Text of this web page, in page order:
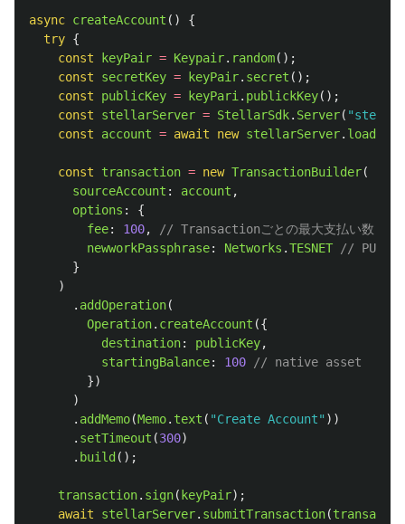
async createAccount ()
{
try {
const
keyPair = Keypair. random();
const
secretKey = keyPair. secret ();
const
publicKey = keyPari . publickKey();
const
stellarServer = StellarSdk. Server( "stellar
const
account = await new stellarServer.
const transaction = new TransactionBuilder(
sourceAccount : account ,
options :
{
fee: 100,
// Transactionごとの最大支払い数
newworkPassphrase: Networks .TESNET
//
}
)
. addOperation(
Operation. createAccount ({
destination: publicKey,
startingBalance: 100
// native asset
})
)
. addMemo(Memo. text ( "Create Account" ))
. setTimeout (300)
. build ();
transaction. sign( keyPair);
await
stellarServer. submitTransaction(